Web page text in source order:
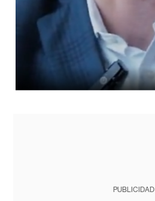
PUBLICIDAD